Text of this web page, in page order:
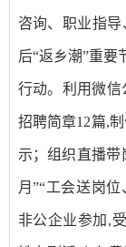
咨询、职业指
后“返乡潮”重要
行动。利用微
招聘简章12篇,
示；组织直播带
月”“工会送岗
非公企业参加,